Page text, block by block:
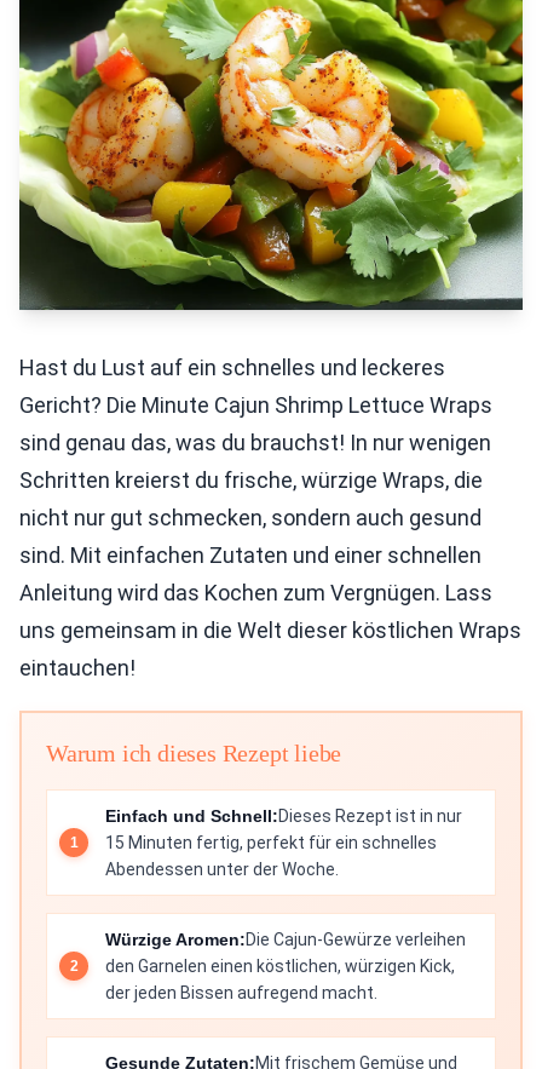
Hast du Lust auf ein schnelles und leckeres
Gericht? Die Minute Cajun Shrimp Lettuce Wraps
sind genau das, was du brauchst! In nur wenigen
Schritten kreierst du frische, würzige Wraps, die
nicht nur gut schmecken, sondern auch gesund
sind. Mit einfachen Zutaten und einer schnellen
Anleitung wird das Kochen zum Vergnügen. Lass
uns gemeinsam in die Welt dieser köstlichen Wraps
eintauchen!
Warum ich dieses Rezept liebe
Einfach und Schnell:Dieses Rezept ist in nur
15 Minuten fertig, perfekt für ein schnelles
Abendessen unter der Woche.
Würzige Aromen:Die Cajun-Gewürze verleihen
den Garnelen einen köstlichen, würzigen Kick,
der jeden Bissen aufregend macht.
Gesunde Zutaten:Mit frischem Gemüse und